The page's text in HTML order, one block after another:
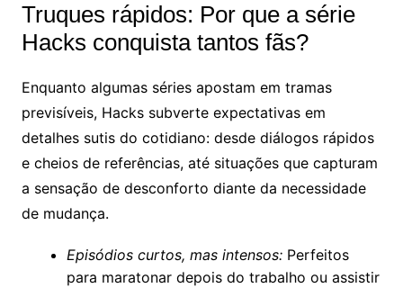
Truques rápidos: Por que a série
Hacks conquista tantos fãs?
Enquanto algumas séries apostam em tramas
previsíveis, Hacks subverte expectativas em
detalhes sutis do cotidiano: desde diálogos rápidos
e cheios de referências, até situações que capturam
a sensação de desconforto diante da necessidade
de mudança.
Episódios curtos, mas intensos:Perfeitos
para maratonar depois do trabalho ou assistir